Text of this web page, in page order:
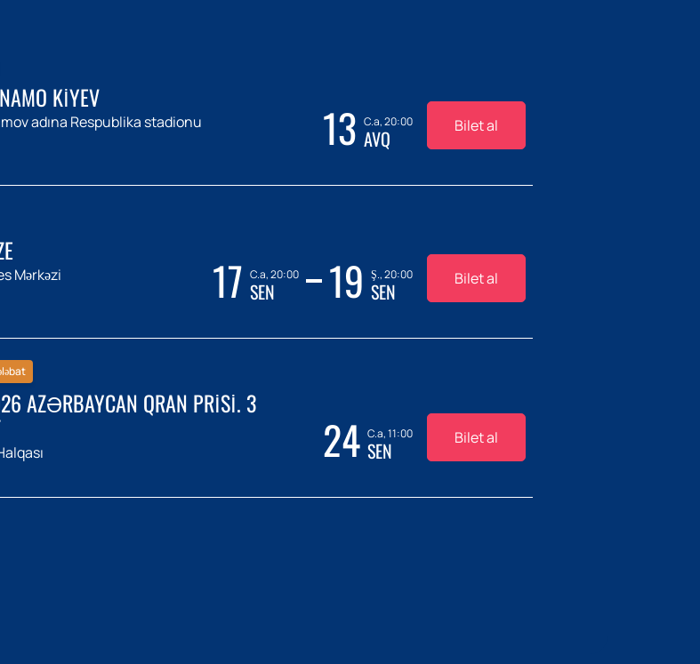
KIYEV
adına Respublika stadionu 13 C.a, 20:00
AVQ Bilet al
Mərkəzi 17 C.a, 20:00
SEN 19 Ş., 20:00
SEN Bilet al
AZƏRBAYCAN QRAN PRISI. 3
24 C.a, 11:00
SEN Bilet al